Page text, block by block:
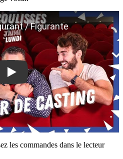
/ Figurante
les commandes dans le lecteur